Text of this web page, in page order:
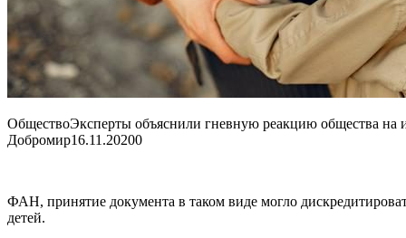
ОбществоЭксперты объяснили гневную реакцию общества на
Добромир16.11.20200
ФАН, принятие документа в таком виде могло
детей.